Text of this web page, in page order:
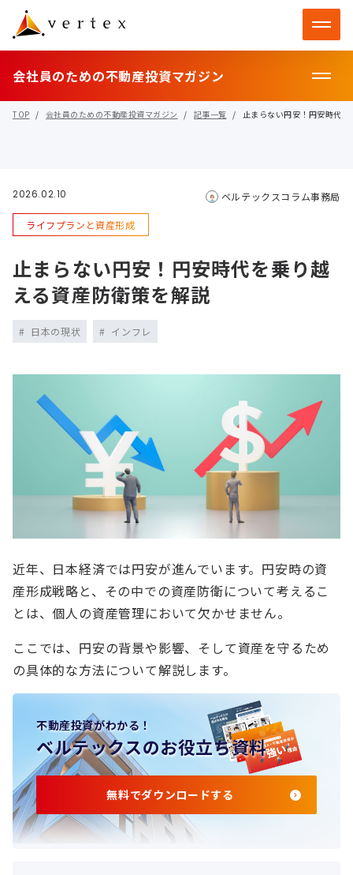
会社員のための不動産投資マガジン
TOP 会社員のための不動産投資マガジン 記事一覧 止まらない円安！円安時代
2026.02.10
ライフプランと資産形成
ベルテックスコラム事務局
止まらない円安！円安時代を乗り越
える資産防衛策を解説
日本の現状 インフレ
近年、日本経済では円安が進んでいます。円安時の資
産形成戦略と、その中での資産防衛について考えるこ
とは、個人の資産管理において欠かせません。
ここでは、円安の背景や影響、そして資産を守るため
の具体的な方法について解説します。
不動産投資がわかる！
ベルテックスのお役立ち資料
無料でダウンロードする